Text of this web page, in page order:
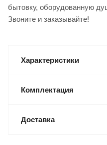
бытовку, оборудованную
Звоните и заказывайте!
Характеристики
Комплектация
Доставка